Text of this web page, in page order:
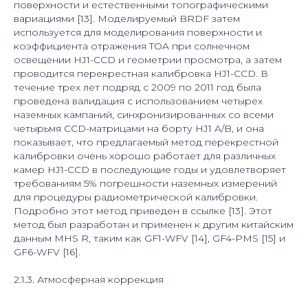
поверхности и естественными топографическими
вариациями [13]. Моделируемый BRDF затем
используется для моделирования поверхности и
коэффициента отражения TOA при солнечном
освещении HJ1-CCD и геометрии просмотра, а затем
проводится перекрестная калибровка HJ1-CCD. В
течение трех лет подряд с 2009 по 2011 год была
проведена валидация с использованием четырех
наземных кампаний, синхронизированных со всеми
четырьмя ССD-матрицами на борту HJ1 A/B, и она
показывает, что предлагаемый метод перекрестной
калибровки очень хорошо работает для различных
камер HJ1-CCD в последующие годы и удовлетворяет
требованиям 5% погрешности наземных измерений
для процедуры радиометрической калибровки.
Подробно этот метод приведен в ссылке [13]. Этот
метод был разработан и применен к другим китайским
данным MHS R, таким как GF1-WFV [14], GF4-PMS [15] и
GF6-WFV [16].
2.1.3. Атмосферная коррекция